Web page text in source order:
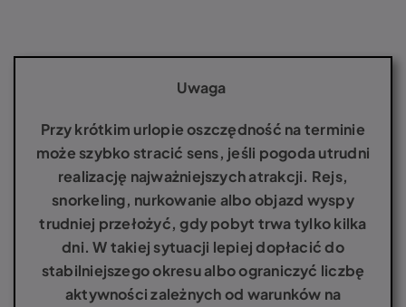
Uwaga
Przy krótkim urlopie oszczędność na terminie
może szybko stracić sens, jeśli pogoda utrudni
realizację najważniejszych atrakcji. Rejs,
snorkeling, nurkowanie albo objazd wyspy
trudniej przełożyć, gdy pobyt trwa tylko kilka
dni. W takiej sytuacji lepiej dopłacić do
stabilniejszego okresu albo ograniczyć liczbę
aktywności zależnych od warunków na